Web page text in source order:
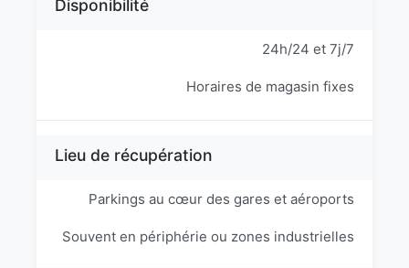
Disponibilité
24h/24 et 7j/7
Horaires de magasin fixes
Lieu de récupération
Parkings au cœur des gares et aéroports
Souvent en périphérie ou zones industrielles